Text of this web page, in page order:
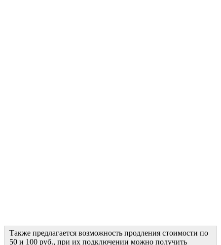
Также предлагается возможность продления стоимости по
50 и 100 руб., при их подключении можно получить